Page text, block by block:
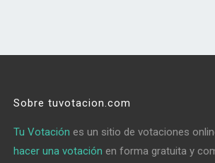
Sobre tuvotacion.com
Tu Votación es un sitio de votaciones
hacer una votación en forma gratuita y